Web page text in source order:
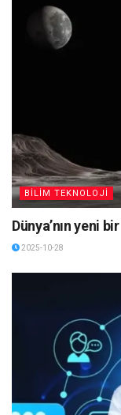
BİLİM TEKNOLOJİ
Dünya’nın yeni
2025-10-28